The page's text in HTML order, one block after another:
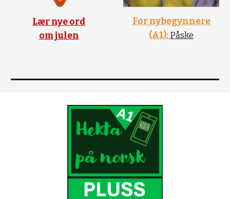
Lær nye ord
om julen
For nybegynnere
(A1):Påske